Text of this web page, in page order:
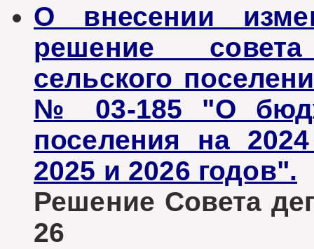
О внесении
решение
сельского
№ 03-185 "О
поселения на
2025 и 2026 годов".
Решение Совета
26